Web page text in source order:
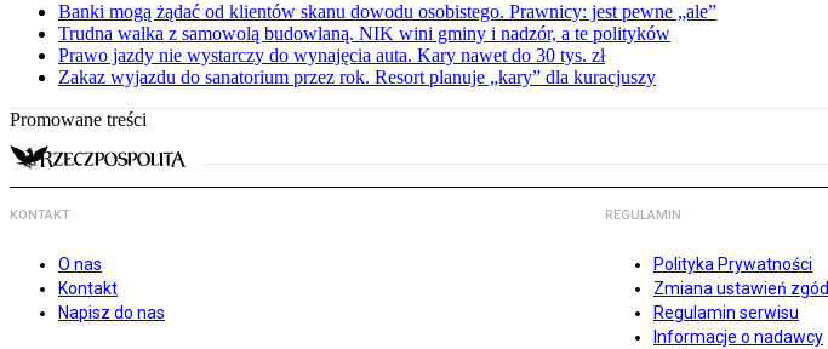
Banki mogą żądać od klientów skanu dowodu osobistego. Prawnicy: jest pewne „ale”
Trudna walka z samowolą budowlaną. NIK wini gminy i nadzór, a te polityków
Prawo jazdy nie wystarczy do wynajęcia auta. Kary nawet do 30 tys. zł
Zakaz wyjazdu do sanatorium przez rok. Resort planuje „kary” dla kuracjuszy
Promowane treści
KONTAKT
O nas
Kontakt
Napisz do nas
REGULAMIN
Polityka Prywatności
Zmiana ustawień zgód
Regulamin serwisu
Informacje o nadawcy